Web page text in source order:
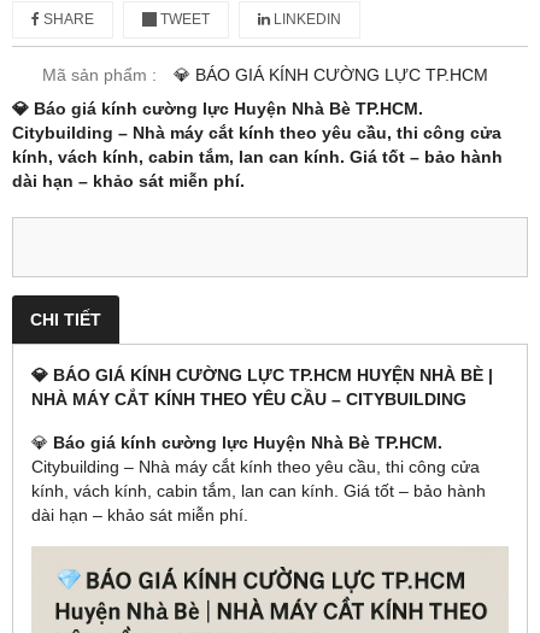
SHARE TWEET LINKEDIN
Mã sản phẩm :
💎 BÁO GIÁ KÍNH CƯỜNG LỰC TP.HCM
💎 Báo giá kính cường lực Huyện Nhà Bè TP.HCM.
Citybuilding – Nhà máy cắt kính theo yêu cầu, thi công cửa
kính, vách kính, cabin tắm, lan can kính. Giá tốt – bảo hành
dài hạn – khảo sát miễn phí.
CHI TIẾT
💎 BÁO GIÁ KÍNH CƯỜNG LỰC TP.HCM HUYỆN NHÀ BÈ |
NHÀ MÁY CẮT KÍNH THEO YÊU CẦU – CITYBUILDING
💎 Báo giá kính cường lực Huyện Nhà Bè TP.HCM.
Citybuilding – Nhà máy cắt kính theo yêu cầu, thi công cửa
kính, vách kính, cabin tắm, lan can kính. Giá tốt – bảo hành
dài hạn – khảo sát miễn phí.